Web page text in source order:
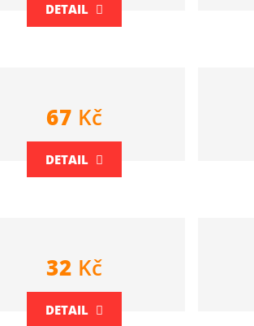
DETAIL
67 Kč
DETAIL
32 Kč
DETAIL